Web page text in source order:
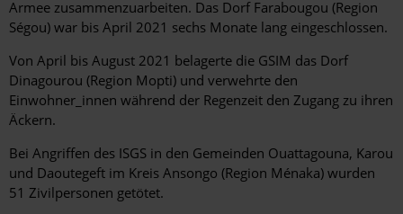
Armee zusammenzuarbeiten. Das Dorf Farabougou (Region
Ségou) war bis April 2021 sechs Monate lang eingeschlossen.
Von April bis August 2021 belagerte die GSIM das Dorf
Dinagourou (Region Mopti) und verwehrte den
Einwohner_innen während der Regenzeit den Zugang zu ihren
Äckern.
Bei Angriffen des ISGS in den Gemeinden Ouattagouna, Karou
und Daoutegeft im Kreis Ansongo (Region Ménaka) wurden
51 Zivilpersonen getötet.